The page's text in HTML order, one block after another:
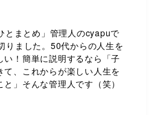
とまとめ」管理人のcyapuで
りました。50代からの人生を
い！簡単に説明するなら「子
、これからが楽しい人生を
」そんな管理人です（笑）